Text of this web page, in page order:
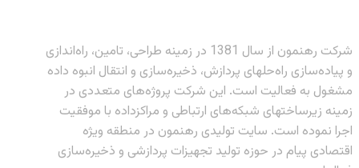
شرکت رهنمون از سال 1381 در زمینه طراحی، تامین، راه‌اندازی
و پیاده‌سازی راه‌حلهای پردازش، ذخیره‌سازی و انتقال انبوه داده
مشغول به فعالیت است. این شرکت پروژه‌های متعددی در
زمینه زیرساختهای شبکه‌های ارتباطی و مراکزداده با موفقیت
اجرا نموده است. سایت تولیدی رهنمون در منطقه ویژه
اقتصادی پیام در حوزه تولید تجهیزات پردازشی و ذخیره‌سازی